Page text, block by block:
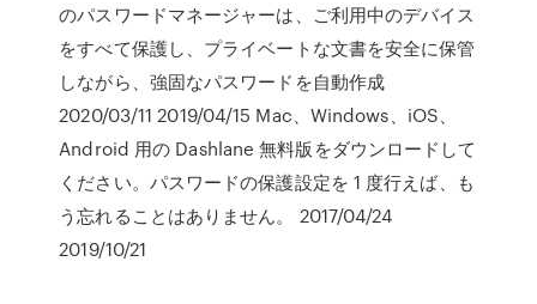
のパスワードマネージャーは、ご利用中のデバイス
をすべて保護し、プライベートな文書を安全に保管
しながら、強固なパスワードを自動作成
2020/03/11 2019/04/15 Mac、Windows、iOS、
Android 用の Dashlane 無料版をダウンロードして
ください。パスワードの保護設定を 1 度行えば、も
う忘れることはありません。 2017/04/24
2019/10/21